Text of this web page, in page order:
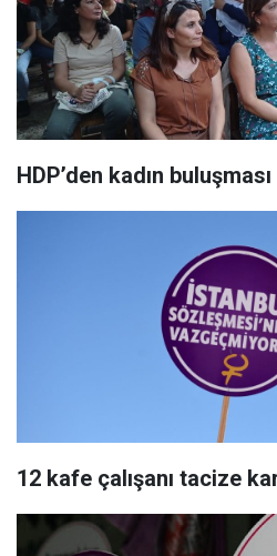
HDP’den kadın buluşması
12 kafe çalışanı tacize